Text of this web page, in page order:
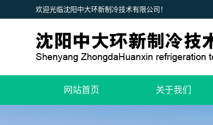
欢迎光临沈阳中大环新制冷技术有限公司！
网站首页 关于我们